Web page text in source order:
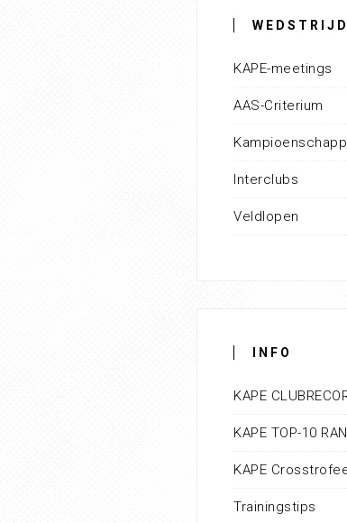
KAPE-meetings
AAS-Criterium
Interclubs
Veldlopen
INFO
KAPE
KAPE TOP-10
KAPE
Trainingstips